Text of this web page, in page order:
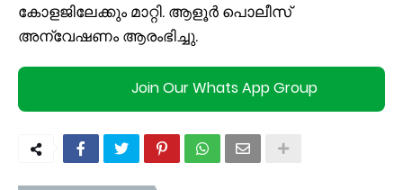
കോളജിലേക്കും മാറ്റി. ആളൂർ പൊലീസ്
അന്വേഷണം ആരംഭിച്ചു.
Join Our Whats App Group